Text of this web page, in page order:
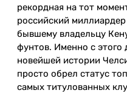
рекордная на тот
российский
бывшему владельцу
фунтов. Именно с этого
новейшей истории
просто обрел статус
самых титулованных